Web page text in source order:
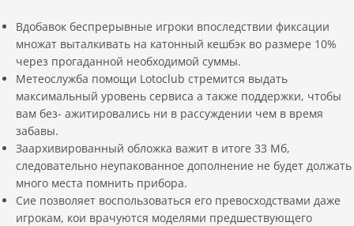
Вдобавок беспрерывные игроки впоследствии фиксации
множат выталкивать на катонный кешбэк во размере 10%
через прогаданной необходимой суммы.
Метеослужба помощи Lotoclub стремится выдать
максимальный уровень сервиса а также поддержки, чтобы
вам без- ажитировались ни в рассуждении чем в время
забавы.
Заархивированный обложка важит в итоге 33 Мб,
следовательно неупакованное дополнение не будет должать
много места помнить прибора.
Сие позволяет воспользоваться его превосходствами даже
игрокам, кои врачуются моделями предшествующего